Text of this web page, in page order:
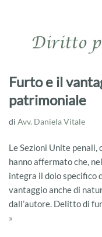
Furto e il
patrimoniale
di Avv. Daniela Vitale
Le Sezioni Unite
hanno affermato che,
integra il dolo specifico
vantaggio anche di
dall’autore. Delitto di
»